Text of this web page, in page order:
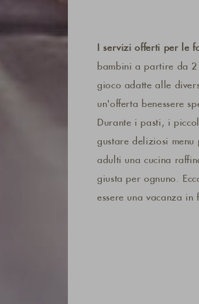
I servizi offerti per le
bambini a partire da 2
gioco adatte alle
un'offerta benessere
Durante i pasti, i
gustare deliziosi
adulti una cucina
giusta per ognuno.
essere una vacanza in